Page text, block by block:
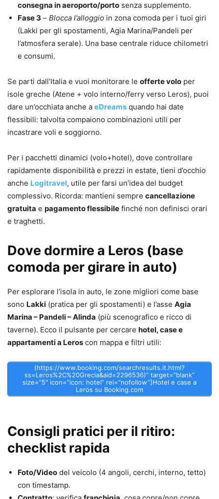
consegna in aeroporto/porto senza supplemento.
Fase 3 – Blocca l’alloggio in zona comoda per i tuoi giri
(Lakki per gli spostamenti, Agia Marina/Pandeli per
l’atmosfera serale). Una base centrale riduce chilometri
e consumi.
Se parti dall’Italia e vuoi monitorare le offerte volo per
isole greche (Atene + volo interno/ferry verso Leros), puoi
dare un’occhiata anche a eDreams quando hai date
flessibili: talvolta compaiono combinazioni utili per
incastrare voli e soggiorno.
Per i pacchetti dinamici (volo+hotel), dove controllare
rapidamente disponibilità e prezzi in estate, tieni d’occhio
anche Logitravel, utile per farsi un’idea del budget
complessivo. Ricorda: mantieni sempre cancellazione
gratuita e pagamento flessibile finché non definisci orari
e traghetti.
Dove dormire a Leros (base
comoda per girare in auto)
Per esplorare l’isola in auto, le zone migliori come base
sono Lakki (pratica per gli spostamenti) e l’asse Agia
Marina – Pandeli – Alinda (più scenografico e ricco di
taverne). Ecco il pulsante per cercare hotel, case e
appartamenti a Leros con mappa e filtri utili:
(https://www.booking.com/searchresults.it.html?
ss=Leros%2C%20Grecia&aid=2296536)” target=”blank”
size=”5″ icon=”icon: hotel” rel=”nofollow”]Hotel e case a
Leros su Booking.com
Consigli pratici per il ritiro:
checklist rapida
Foto/Video del veicolo (4 angoli, cerchi, interno, tetto)
con timestamp.